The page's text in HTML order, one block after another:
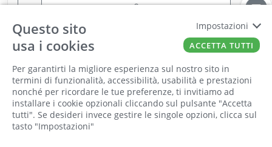
Il punto vendita, gli uffici e il magazzino
saranno chiusi per ferie dall'8 al 25 Agosto
2026 compresi.
− +
Questo sito
usa i cookies
Per garantirti la migliore esperienza sul nostro sito in
termini di funzionalità, accessibilità, usabilità e prestazioni
nonché per ricordare le tue preferenze, ti invitiamo ad
installare i cookie opzionali cliccando sul pulsante "Accetta
tutti". Se desideri invece gestire le singole opzioni, clicca sul
tasto "Impostazioni"
Impostazioni
ACCETTA TUTTI